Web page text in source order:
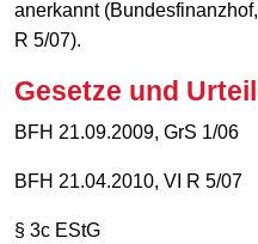
anerkannt
R 5/07).
Gesetze und
BFH 21.09.2009, GrS 1/06
BFH 21.04.2010, VI R 5/07
§ 3c EStG